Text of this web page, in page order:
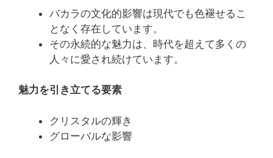
バカラの文化的影響は現代でも色褪せるこ
となく存在しています。
その永続的な魅力は、時代を超えて多くの
人々に愛され続けています。
魅力を引き立てる要素
クリスタルの輝き
グローバルな影響